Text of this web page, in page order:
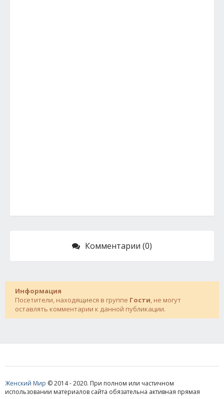
Комментарии (0)
Информация
Посетители, находящиеся в группе Гости, не могут
оставлять комментарии к данной публикации.
Женский Мир © 2014 - 2020. При полном или частичном
использовании материалов сайта обязательна активная прямая